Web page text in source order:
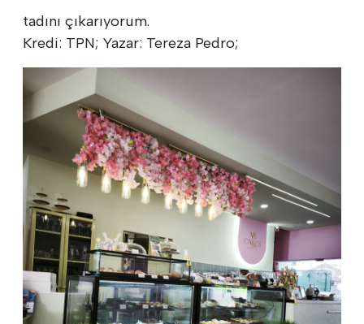
tadını çıkarıyorum.
Kredi: TPN; Yazar: Tereza Pedro;